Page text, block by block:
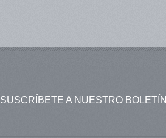
SUSCRÍBETE A NUESTRO BOLETÍN